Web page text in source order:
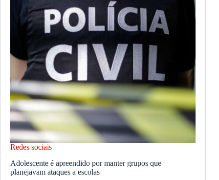
Redes sociais
Adolescente é apreendido por manter grupos que
planejavam ataques a escolas